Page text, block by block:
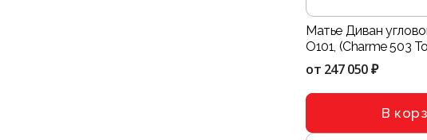
Матье Диван
O101, (Charme 503
от 247 050 ₽
В